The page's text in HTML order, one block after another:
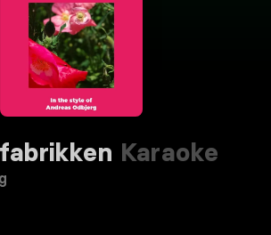
Karaoke